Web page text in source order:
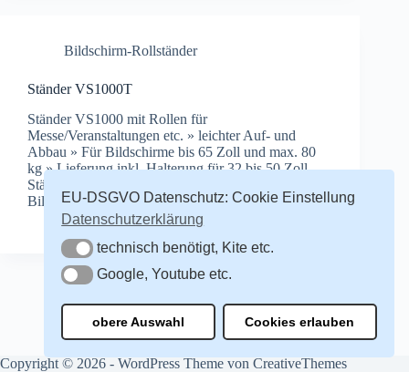
Bildschirm-Rollständer
Ständer VS1000T
Ständer VS1000 mit Rollen für
Messe/Veranstaltungen etc. » leichter Auf- und
Abbau » Für Bildschirme bis 65 Zoll und max. 80
kg » Lieferung inkl. Halterung für 32 bis 50 Zoll
Ständer VS1000T mit Rollen » Höhe bis
Bildschirmmitte: 153…
Redakteur
August 18, 2009
Copyright © 2026 - WordPress Theme von CreativeThemes
EU-DSGVO Datenschutz: Cookie Einstellung
Datenschutzerklärung
technisch benötigt, Kite etc.
technisch benötigt, Kite etc.
Google, Youtube etc.
Google, Youtube etc.
obere Auswahl Cookies erlauben